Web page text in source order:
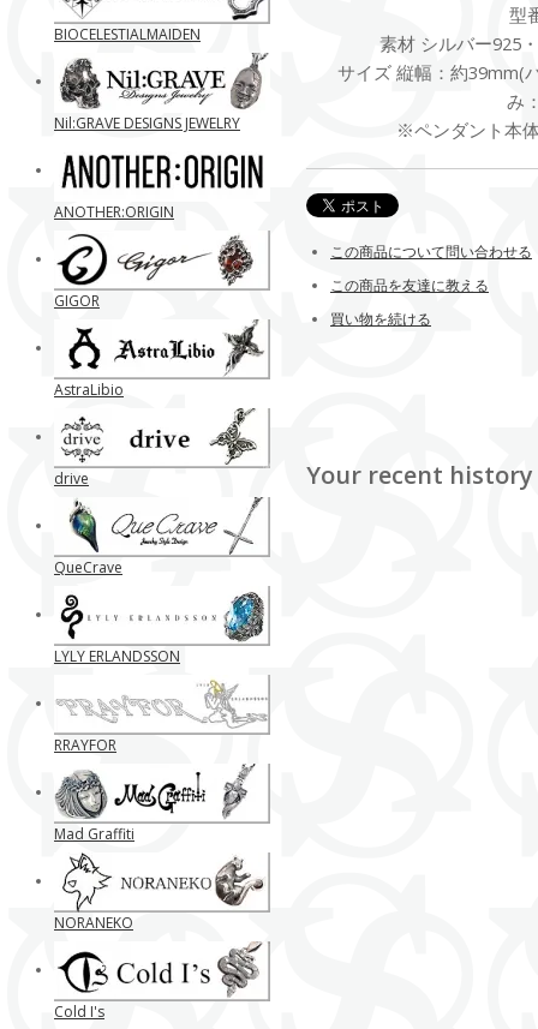
型
素材 シルバー925
サイズ 縦幅：約39mm(
み
※ペンダント本
この商品について問い合わせる
この商品を友達に教える
買い物を続ける
Your recent history
BIOCELESTIALMAIDEN
Nil:GRAVE DESIGNS JEWELRY
ANOTHER:ORIGIN
GIGOR
AstraLibio
drive
QueCrave
LYLY ERLANDSSON
RRAYFOR
Mad Graffiti
NORANEKO
Cold I's